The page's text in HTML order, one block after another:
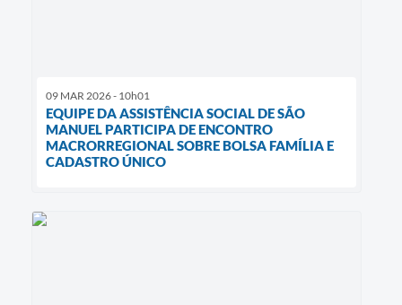
09 MAR 2026 - 10h01
EQUIPE DA ASSISTÊNCIA SOCIAL DE SÃO
MANUEL PARTICIPA DE ENCONTRO
MACRORREGIONAL SOBRE BOLSA FAMÍLIA E
CADASTRO ÚNICO